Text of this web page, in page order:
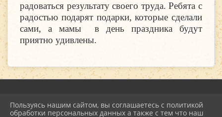
радоваться результату своего труда. Ребята с
радостью подарят подарки, которые сделали
сами, а мамы в день праздника будут
приятно удивлены.
2026 г. mu-emcdk.ru
Пользуясь нашим сайтом, вы соглашаетесь с политикой
обработки персональных данных а также с тем что наш